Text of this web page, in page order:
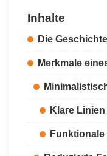
Inhalte
Die
Merkmale
Klare Linien
Funktionale